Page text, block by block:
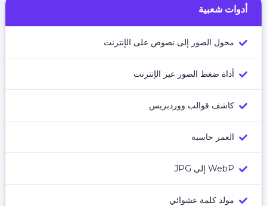
أدوات شعبية
محول الصور إلى نصوص على الإنترنت
أداة ضغط الصور عبر الإنترنت
كاشف قوالب ووردبريس
العمر حاسبة
WebP إلى JPG
مولد كلمة عشوائي